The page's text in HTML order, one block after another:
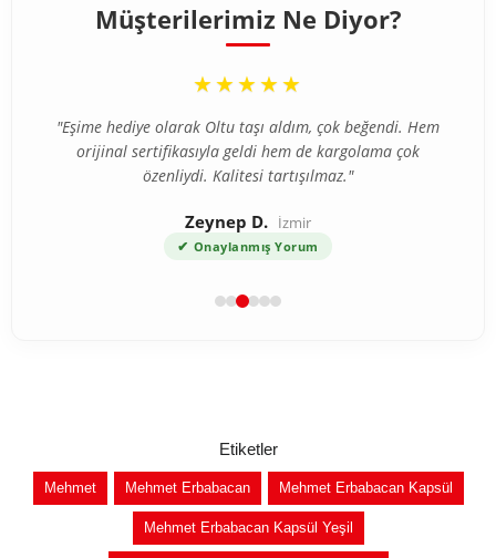
Müşterilerimiz Ne Diyor?
“
★★★★★
"Eşime hediye olarak Oltu taşı aldım, çok beğendi. Hem
orijinal sertifikasıyla geldi hem de kargolama çok
özenliydi. Kalitesi tartışılmaz."
Zeynep D. İzmir
✔ Onaylanmış Yorum
Etiketler
Mehmet Mehmet Erbabacan Mehmet Erbabacan Kapsül
Mehmet Erbabacan Kapsül Yeşil